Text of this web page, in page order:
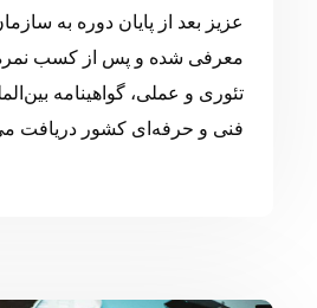
عزیز بعد از پایان دوره به
معرفی شده و پس از کسب
تئوری و عملی، گواهینامه
فنی و حرفه‌ای کشور دریافت